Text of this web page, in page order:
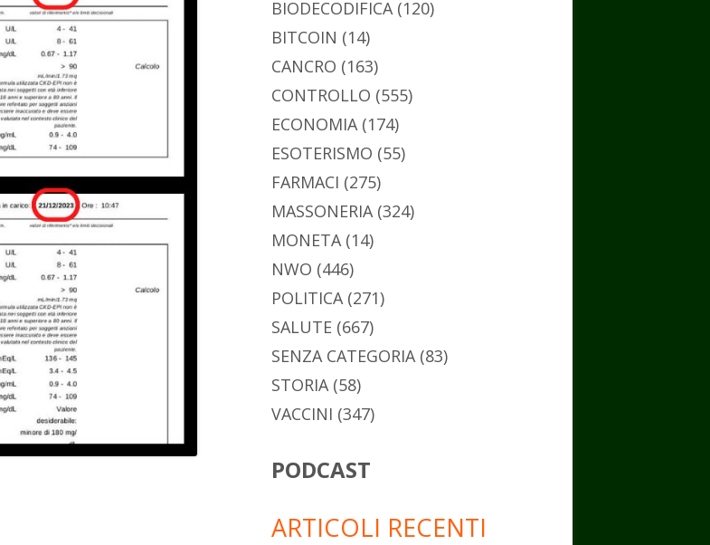
BIODECODIFICA(120)
BITCOIN (14)
CANCRO (163)
CONTROLLO (555)
ECONOMIA(174)
ESOTERISMO (55)
FARMACI (275)
MASSONERIA(324)
MONETA(14)
NWO (446)
POLITICA(271)
SALUTE (667)
SENZA CATEGORIA(83)
STORIA(58)
VACCINI (347)
PODCAST
ARTICOLI RECENTI